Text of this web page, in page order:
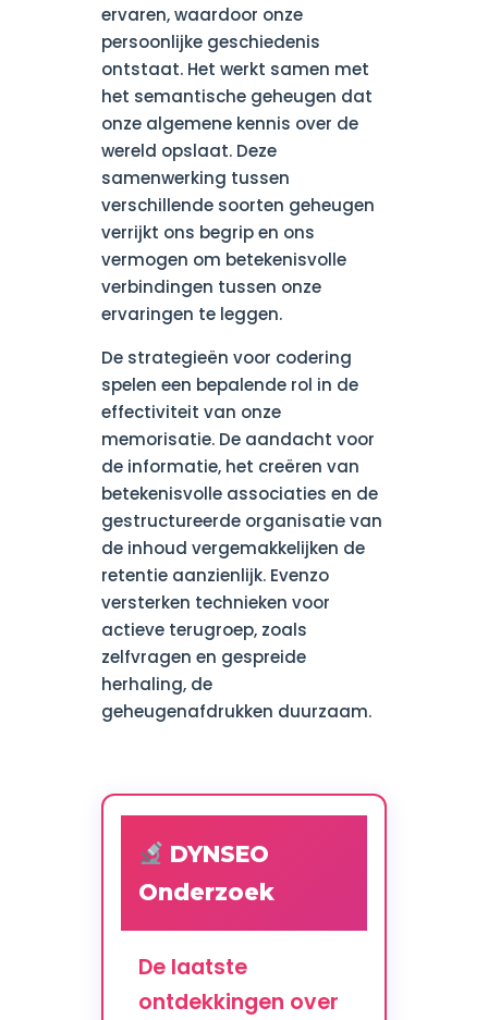
ervaren, waardoor onze
persoonlijke geschiedenis
ontstaat. Het werkt samen met
het semantische geheugen dat
onze algemene kennis over de
wereld opslaat. Deze
samenwerking tussen
verschillende soorten geheugen
verrijkt ons begrip en ons
vermogen om betekenisvolle
verbindingen tussen onze
ervaringen te leggen.
De strategieën voor codering
spelen een bepalende rol in de
effectiviteit van onze
memorisatie. De aandacht voor
de informatie, het creëren van
betekenisvolle associaties en de
gestructureerde organisatie van
de inhoud vergemakkelijken de
retentie aanzienlijk. Evenzo
versterken technieken voor
actieve terugroep, zoals
zelfvragen en gespreide
herhaling, de
geheugenafdrukken duurzaam.
DYNSEO
Onderzoek
De laatste
ontdekkingen over